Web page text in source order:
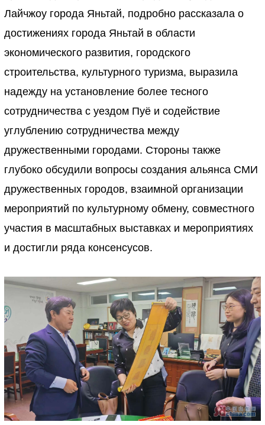
Лайчжоу города Яньтай, подробно рассказала о
достижениях города Яньтай в области
экономического развития, городского
строительства, культурного туризма, выразила
надежду на установление более тесного
сотрудничества с уездом Пуё и содействие
углублению сотрудничества между
дружественными городами. Стороны также
глубоко обсудили вопросы создания альянса СМИ
дружественных городов, взаимной организации
мероприятий по культурному обмену, совместного
участия в масштабных выставках и мероприятиях
и достигли ряда консенсусов.